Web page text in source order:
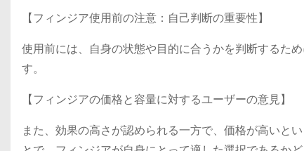
【フィンジア使用前の注意：自己判断の重要性】
使用前には、自身の状態や目的に合うかを判断するた
す。
【フィンジアの価格と容量に対するユーザーの意見】
また、効果の高さが認められる一方で、価格が高いと